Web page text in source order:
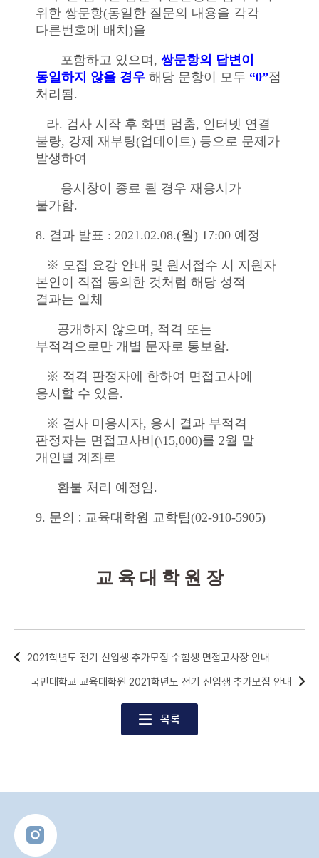
위한 쌍문항(동일한 질문의 내용을 각각
다른번호에 배치 )을
포함하고 있으며 , 쌍문항의 답변이
동일하지 않을 경우 해당 문항이 모두 “0”점
처리됨 .
라. 검사 시작 후 화면 멈춤, 인터넷 연결
불량, 강제 재부팅(업데이트) 등으로 문제가
발생하여
응시창이 종료 될 경우 재응시가
불가함.
8. 결과 발표 : 2021.02.08.(월) 17:00 예정
※ 모집 요강 안내 및 원서접수 시 지원자
본인이 직접 동의한 것처럼 해당 성적
결과는 일체
공개하지 않으며 , 적격 또는
부적격으로만 개별 문자로 통보함.
※ 적격 판정자에 한하여 면접고사에
응시할 수 있음.
※ 검사 미응시자, 응시 결과 부적격
판정자는 면접고사비 (\15,000)를 2월 말
개인별 계좌로
환불 처리 예정임 .
9. 문의 : 교육대학원 교학팀(02-910-5905)
교 육 대 학 원 장
2021학년도 전기 신입생 추가모집 수험생 면접고사장 안내
목록
국민대학교 교육대학원 2021학년도 전기 신입생 추가모집 안내